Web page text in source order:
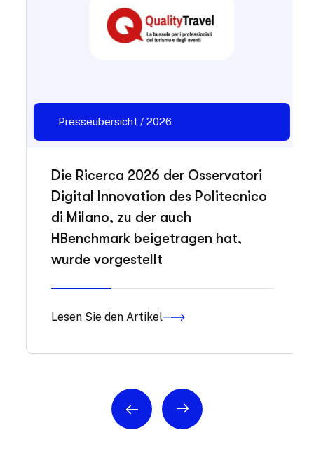
Presseübersicht / 2026
Die Ricerca 2026 der Osservatori
Digital Innovation des Politecnico
di Milano, zu der auch
HBenchmark beigetragen hat,
wurde vorgestellt
Lesen Sie den Artikel